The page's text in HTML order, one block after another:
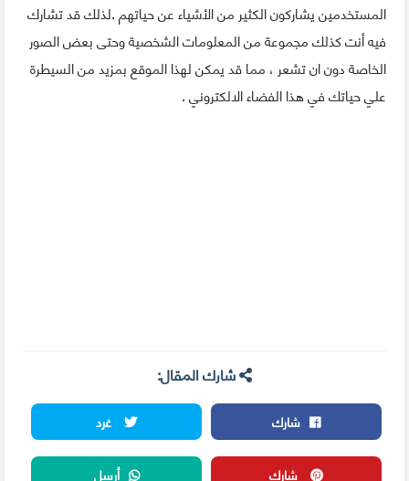
المستخدمين يشاركون الكثير من الأشياء عن حياتهم .لذلك قد تشارك
فيه أنت كذلك مجموعة من المعلومات الشخصية وحتى بعض الصور
الخاصة دون ان تشعر ، مما قد يمكن لهذا الموقع بمزيد من السيطرة
علي حياتك في هذا الفضاء الالكتروني .
شارك المقال:
شارك
غرد
شارك
أرسل